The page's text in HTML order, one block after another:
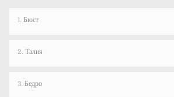
1. Бюст
2. Талия
3. Бедро